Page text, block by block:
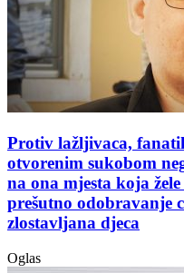
Protiv lažljivaca,
otvorenim sukobom
na ona mjesta koja
prešutno odobravanje
zlostavljana djeca
Oglas